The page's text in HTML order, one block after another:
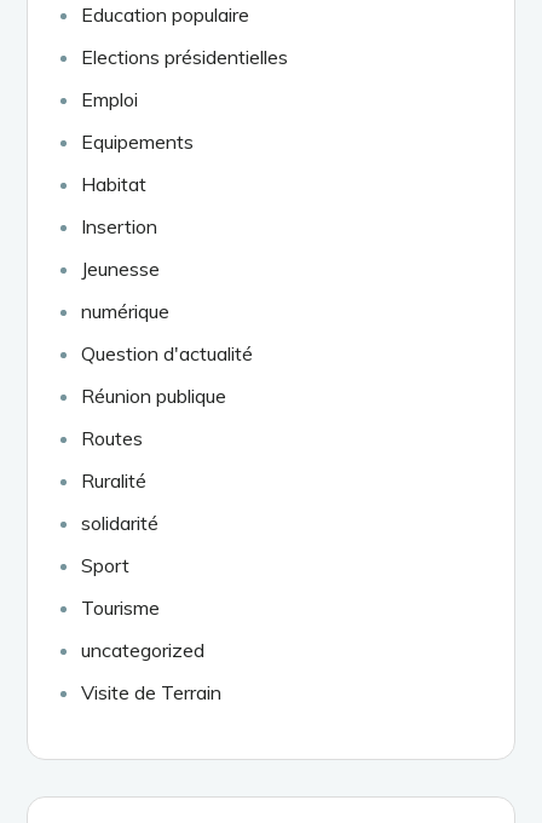
Education populaire
Elections présidentielles
Emploi
Equipements
Habitat
Insertion
Jeunesse
numérique
Question d'actualité
Réunion publique
Routes
Ruralité
solidarité
Sport
Tourisme
uncategorized
Visite de Terrain